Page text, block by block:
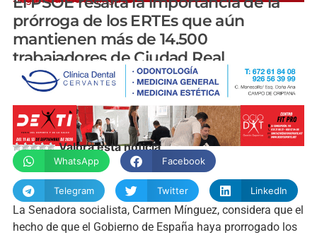
prórroga de los ERTEs que aún
mantienen más de 14.500
trabajadores de Ciudad Real
manchainformacion.com
Valora esta noticia
WhatsApp Facebook
Telegram Twitter LinkedIn
La Senadora socialista, Carmen Mínguez, considera que el
hecho de que el Gobierno de España haya prorrogado los